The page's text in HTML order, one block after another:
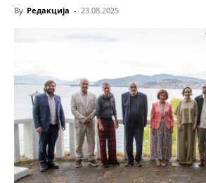
By Редакција - 23.08.2025